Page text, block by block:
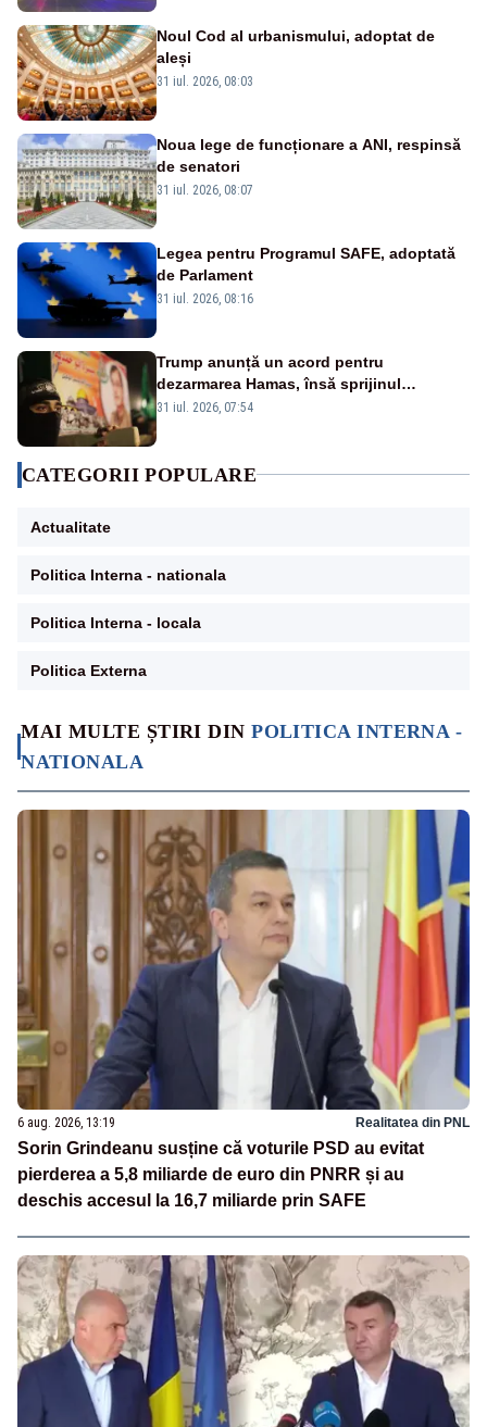
MAI MULTE ȘTIRI DINPOLITICA INTERNA -
NATIONALA
6 aug. 2026, 13:19 Realitatea din PNL
Sorin Grindeanu susține că voturile PSD au evitat
pierderea a 5,8 miliarde de euro din PNRR și au
deschis accesul la 16,7 miliarde prin SAFE
Noul Cod al urbanismului, adoptat de
aleși
31 iul. 2026, 08:03
Noua lege de funcționare a ANI, respinsă
de senatori
31 iul. 2026, 08:07
Legea pentru Programul SAFE, adoptată
de Parlament
31 iul. 2026, 08:16
Trump anunță un acord pentru
dezarmarea Hamas, însă sprijinul
Israelului rămâne incert
31 iul. 2026, 07:54
CATEGORII POPULARE
Actualitate
Politica Interna - nationala
Politica Interna - locala
Politica Externa